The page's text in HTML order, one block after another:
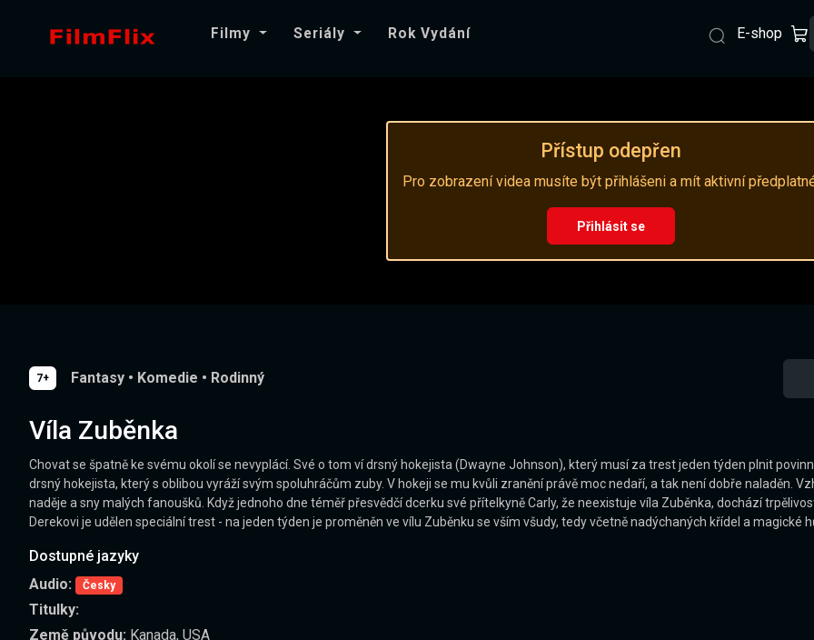
Filmy Seriály Rok Vydání E-shop
Přístup odepřen
Pro zobrazení videa musíte být přihlášeni a mít aktivní
Přihlásit se
7+ Fantasy • Komedie • Rodinný
Víla Zuběnka
Chovat se špatně ke svému okolí se nevyplácí. Své o tom ví drsný hokejista (Dwayne Johnson), který musí za trest jeden týden plnit
drsný hokejista, který s oblibou vyráží svým spoluhráčům zuby. V hokeji se mu kvůli zranění právě moc nedaří, a tak není dobře naladěn.
naděje a sny malých fanoušků. Když jednoho dne téměř přesvědčí dcerku své přítelkyně Carly, že neexistuje víla Zuběnka, dochází
Derekovi je udělen speciální trest - na jeden týden je proměněn ve vílu Zuběnku se vším všudy, tedy včetně nadýchaných křídel a magické
Dostupné jazyky
Audio:
Česky
Titulky:
Země původu: Kanada, USA